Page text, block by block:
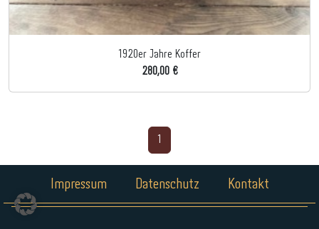
1920er Jahre Koffer
280,00 €
Impressum Datenschutz Kontakt